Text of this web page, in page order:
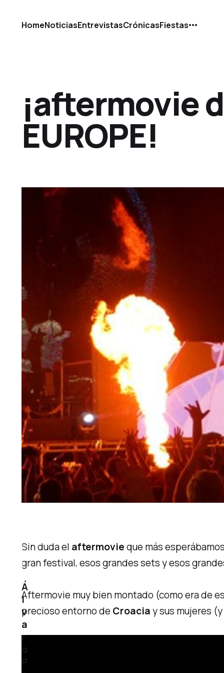
HomeNoticiasEntrevistasCrónicasFiestas
¡aftermovie
EUROPE!
Sin duda el aftermovieque más
gran festival, esos grandes sets y esos
Aftermovie muy bien montado (como era de
precioso entorno de Croaciay sus mujeres
Á
l
v
a
r
o
P